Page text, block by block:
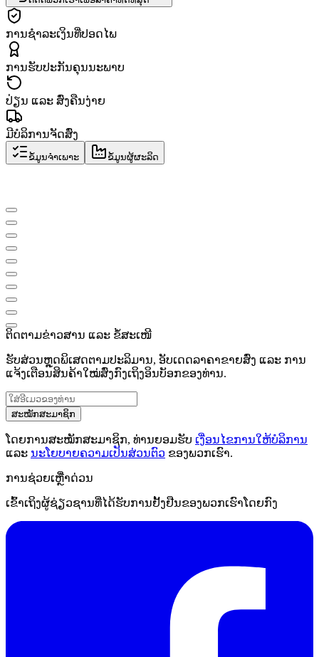
ການຊຳລະເງິນທີ່ປອດໄພ
ການຮັບປະກັນຄຸນນະພາບ
ປ່ຽນ ແລະ ສົ່ງຄືນງ່າຍ
ມີບໍລິການຈັດສົ່ງ
ຂໍ້ມູນຈຳເພາະ ຂໍ້ມູນຜູ້ຜະລິດ
ຕິດຕາມຂ່າວສານ ແລະ ຂໍ້ສະເໜີ
ຮັບສ່ວນຫຼຸດພິເສດຕາມປະລິມານ, ອັບເດດລາຄາຂາຍສົ່ງ ແລະ ການ
ແຈ້ງເຕືອນສິນຄ້າໃໝ່ສົ່ງກົງເຖິງອິນບັອກຂອງທ່ານ.
ສະໝັກສະມາຊິກ
ໂດຍການສະໝັກສະມາຊິກ, ທ່ານຍອມຮັບ ເງື່ອນໄຂການໃຫ້ບໍລິການ
ແລະ ນະໂຍບາຍຄວາມເປັນສ່ວນຕົວ ຂອງພວກເຮົາ.
ການຊ່ວຍເຫຼືໍາດ່ວນ
ເຂົ້າເຖິງຜູ້ຊ່ຽວຊານທີ່ໄດ້ຮັບການຢັ້ງຢືນຂອງພວກເຮົາໂດຍກົງ